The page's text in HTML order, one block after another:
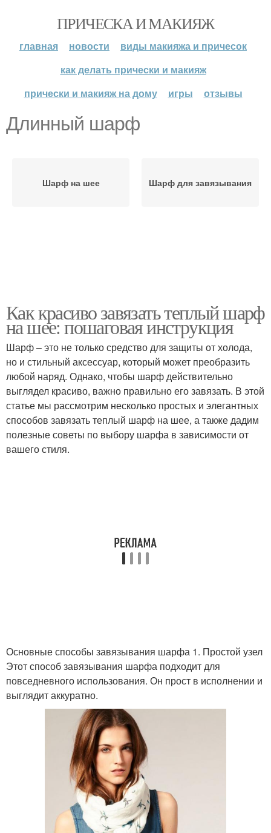
ПРИЧЕСКА И МАКИЯЖ
главная новости
виды макияжа и причесок
как делать прически и макияж
прически и макияж на дому
игры отзывы
Длинный шарф
Шарф на шее Шарф для завязывания
Как красиво завязать теплый шарф
на шее: пошаговая инструкция
Шарф – это не только средство для защиты от холода,
но и стильный аксессуар, который может преобразить
любой наряд. Однако, чтобы шарф действительно
выглядел красиво, важно правильно его завязать. В этой
статье мы рассмотрим несколько простых и элегантных
способов завязать теплый шарф на шее, а также дадим
полезные советы по выбору шарфа в зависимости от
вашего стиля.
Основные способы завязывания шарфа 1. Простой узел
Этот способ завязывания шарфа подходит для
повседневного использования. Он прост в исполнении и
выглядит аккуратно.